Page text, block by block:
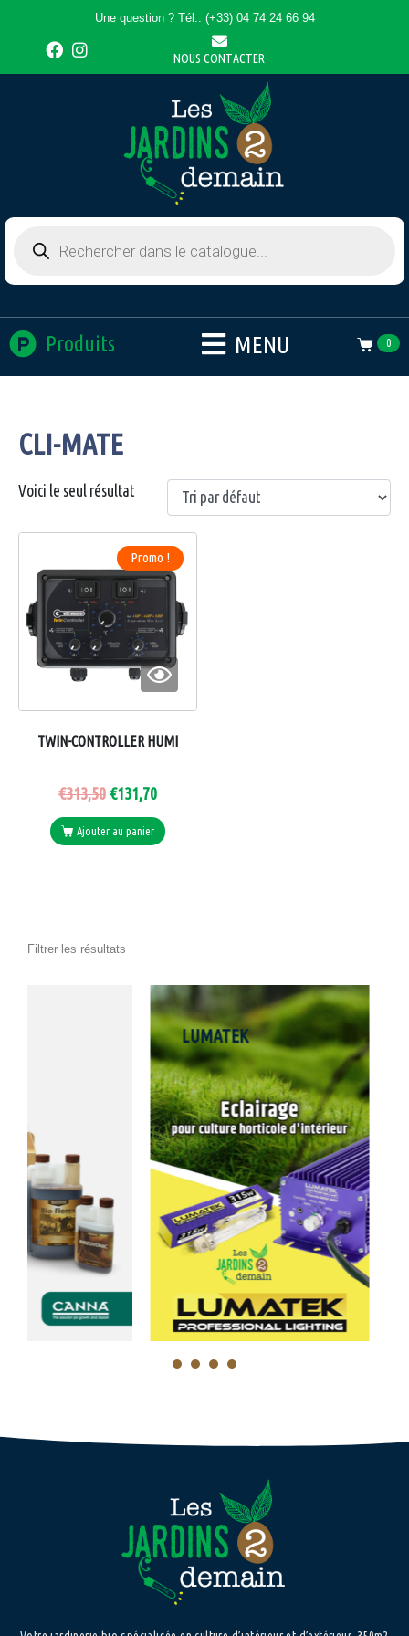
Une question ? Tél.: (+33) 04 74 24 66 94
NOUS CONTACTER
Produits MENU 0
CLI-MATE
Voici le seul résultat
Promo !
TWIN-CONTROLLER HUMI
€313,50€131,70
Ajouter au panier
Filtrer les résultats
LUMATEK